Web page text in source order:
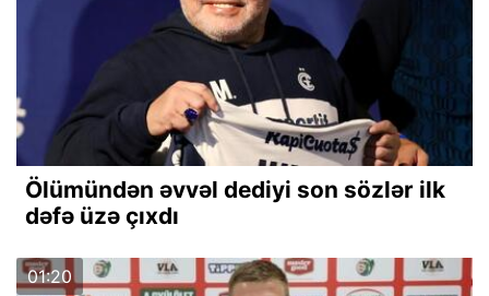
Ölümündən əvvəl dediyi son sözlər ilk
dəfə üzə çıxdı
01:20